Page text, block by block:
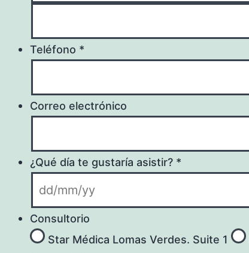
Teléfono *
Correo electrónico
¿Qué día te gustaría asistir? *
Consultorio
Star Médica Lomas Verdes. Suite 1